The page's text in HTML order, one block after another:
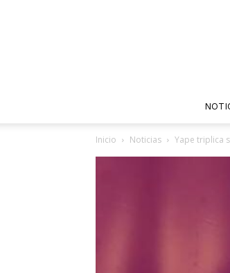
Inicio Noticias Yape triplica